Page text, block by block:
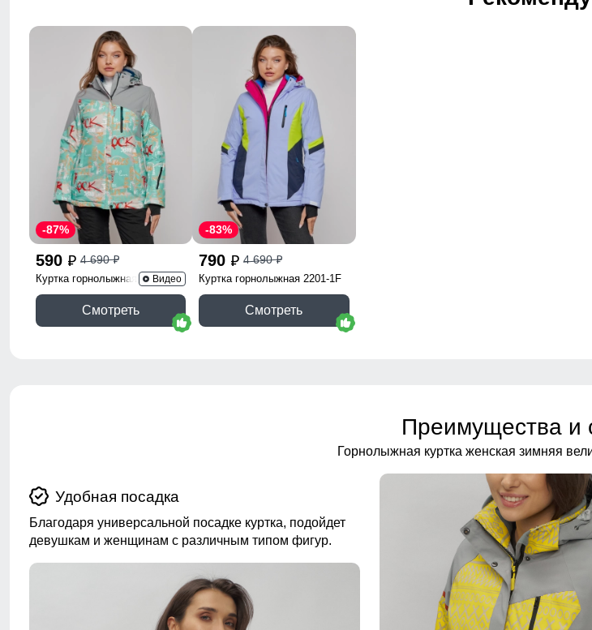
590 p 4 690p
-87%
Куртка горнолыжная 2252Br
Видео
Смотреть
790 p 4 690p
-83%
Куртка горнолыжная 2201-1F
Смотреть
Преимущества и
Горнолыжная куртка женская зимняя
Удобная посадка
Благодаря универсальной посадке куртка, подойдет
девушкам и женщинам с различным типом фигур.